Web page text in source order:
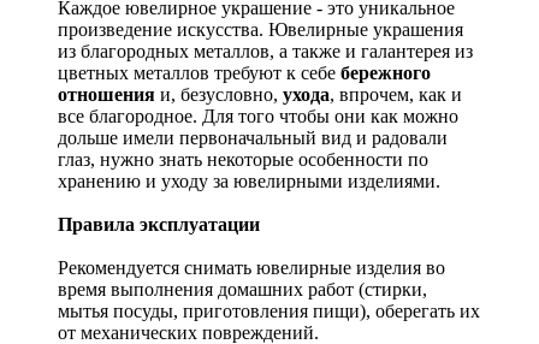
Каждое ювелирное украшение - это уникальное
произведение искусства. Ювелирные украшения
из благородных металлов, а также и галантерея из
цветных металлов требуют к себе бережного
отношения и, безусловно, ухода, впрочем, как и
все благородное. Для того чтобы они как можно
дольше имели первоначальный вид и радовали
глаз, нужно знать некоторые особенности по
хранению и уходу за ювелирными изделиями.
Правила эксплуатации
Рекомендуется снимать ювелирные изделия во
время выполнения домашних работ (стирки,
мытья посуды, приготовления пищи), оберегать их
от механических повреждений.